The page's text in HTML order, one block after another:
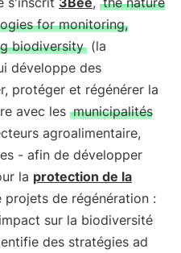
for monitoring,
biodiversity (la
développe des
protéger et régénérer la
avec les municipalités
agroalimentaire,
- afin de développer
la protection de la
projets de régénération :
sur la biodiversité
des stratégies ad